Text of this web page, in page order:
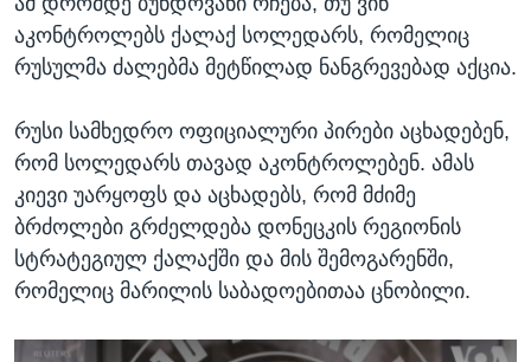
აკონტროლებს ქალაქ სოლედარს, რომელიც
რუსულმა ძალებმა მეტწილად ნანგრევებად აქცია.
რუსი სამხედრო ოფიციალური პირები აცხადებენ,
რომ სოლედარს თავად აკონტროლებენ. ამას
კიევი უარყოფს და აცხადებს, რომ მძიმე
ბრძოლები გრძელდება დონეცკის რეგიონის
სტრატეგიულ ქალაქში და მის შემოგარენში,
რომელიც მარილის საბადოებითაა ცნობილი.